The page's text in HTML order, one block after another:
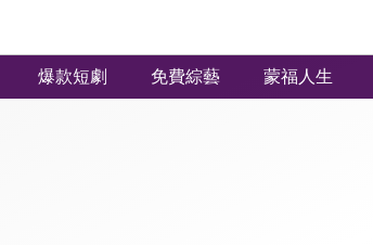
爆款短劇 免費綜藝 蒙福人生